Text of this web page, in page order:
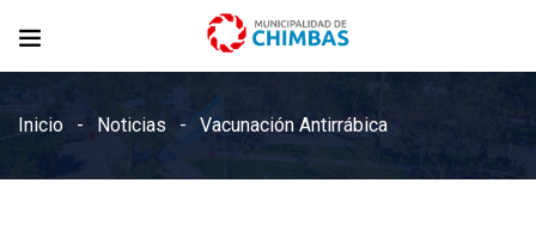
Inicio Noticias Vacunación Antirrábica